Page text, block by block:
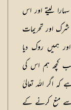
لیتے اور اس
اور تحریمات
ہمیں روک دیا
سب کچھ ہم اس کی
اگر اللہ تعالیٰ
منع کرنے کے